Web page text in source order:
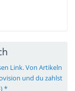
Link. Von Artikeln
und du zahlst
*